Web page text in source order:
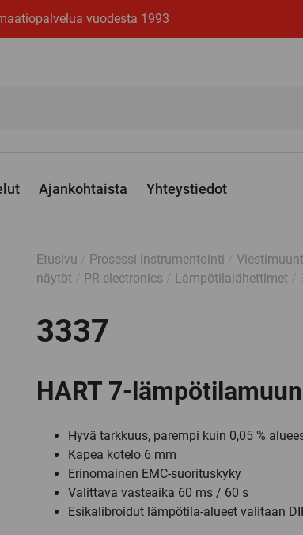
vuodesta 1993
Ajankohtaista Yhteystiedot
Etusivu Prosessi-instrumentointi
näytöt
PR electronics Lämpötilalähettimet
3337
HART 7-
Hyvä tarkkuus, parempi kuin 0,05 %
Kapea kotelo 6 mm
Erinomainen EMC-suorituskyky
Valittava vasteaika 60 ms / 60 s
Esikalibroidut lämpötila-alueet valitaan